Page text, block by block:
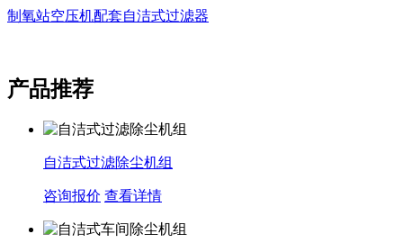
制氧站空压机配套自洁式过滤器
产品推荐
自洁式过滤除尘机组
咨询报价 查看详情